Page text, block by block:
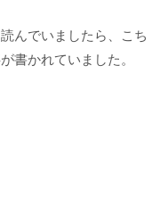
んでいましたら、こち
書かれていました。